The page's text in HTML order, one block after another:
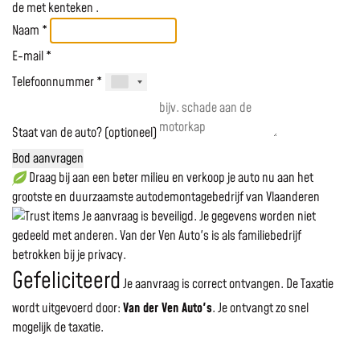
demet kenteken .
Naam *
E-mail *
Telefoonnummer *
Staat van de auto? (optioneel)
Bod aanvragen
Draag bij aan een beter milieu en verkoop je auto nu aan het
grootste en duurzaamste autodemontagebedrijf van Vlaanderen
Je aanvraag is beveiligd. Je gegevens worden niet
gedeeld met anderen. Van der Ven Auto's is als familiebedrijf
betrokken bij je privacy.
GefeliciteerdJe aanvraag is correct ontvangen. De Taxatie
wordt uitgevoerd door:Van der Ven Auto's.Je ontvangt zo snel
mogelijk de taxatie.